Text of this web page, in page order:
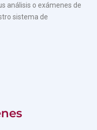
análisis o exámenes de
sistema de